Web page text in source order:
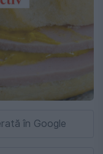
în Google